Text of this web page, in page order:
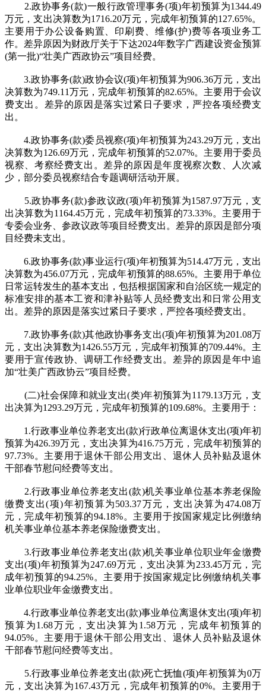
2.政协事务(款)一般行政管理事务(项)年初预算为1344.49
万元，支出决算数为1716.20万元，完成年初预算的127.65%。
主要用于办公设备购置、印刷费、维修(护)费等各项业务工
作。差异原因为财政厅关于下达2024年数字广西建设资金预算
(第一批)“壮美广西政协云”项目经费。
3.政协事务(款)政协会议(项)年初预算为906.36万元，支出
决算数为749.11万元，完成年初预算的82.65%。主要用于会议
费支出。差异的原因是落实过紧日子要求，严控各项经费支
出。
4.政协事务(款)委员视察(项)年初预算为243.29万元，支出
决算数为126.69万元，完成年初预算的52.07%。主要用于委员
视察、考察经费支出。差异的原因是年度视察次数、人次减
少，部分委员视察结合专题调研活动开展。
5.政协事务(款)参政议政(项)年初预算为1587.97万元，支
出决算数为1164.45万元，完成年初预算的73.33%。主要用于
专委会业务、参政议政等项目经费支出。差异的原因是部分项
目经费未支出。
6.政协事务(款)事业运行(项)年初预算为514.47万元，支出
决算数为456.07万元，完成年初预算的88.65%。主要用于单位
日常运转发生的基本支出，包括根据国家和自治区统一规定的
标准安排的基本工资和津补贴等人员经费支出和日常公用支
出。差异的原因是落实过紧日子要求，严控各项经费支出。
7.政协事务(款)其他政协事务支出(项)年初预算为201.08万
元，支出决算数为1426.55万元，完成年初预算的709.44%。主
要用于宣传政协、调研工作经费支出。差异的原因是年中追
加“壮美广西政协云”项目经费。
(二)社会保障和就业支出(类)年初预算为1179.13万元，支
出决算为1293.29万元，完成年初预算的109.68%。主要用于：
1.行政事业单位养老支出(款)行政单位离退休支出(项)年初
预算为426.39万元，支出决算为416.75万元，完成年初预算的
97.73%。主要用于退休干部公用支出、退休人员补贴及退休
干部春节慰问经费等支出。
2.行政事业单位养老支出(款)机关事业单位基本养老保险
缴费支出(项)年初预算为503.37万元，支出决算为474.08万
元，完成年初预算的94.18%。主要用于按国家规定比例缴纳
机关事业单位基本养老保险缴费支出。
3.行政事业单位养老支出(款)机关事业单位职业年金缴费
支出(项)年初预算为247.69万元，支出决算为233.45万元，完
成年初预算的94.25%。主要用于按国家规定比例缴纳机关事
业单位职业年金缴费支出。
4.行政事业单位养老支出(款)事业单位离退休支出(项)年初
预算为1.68万元，支出决算为1.58万元，完成年初预算的
94.05%。主要用于退休干部公用支出、退休人员补贴及退休
干部春节慰问经费等支出。
5.行政事业单位养老支出(款)死亡抚恤(项)年初预算为0万
元，支出决算为167.43万元，完成年初预算的0%。主要用于